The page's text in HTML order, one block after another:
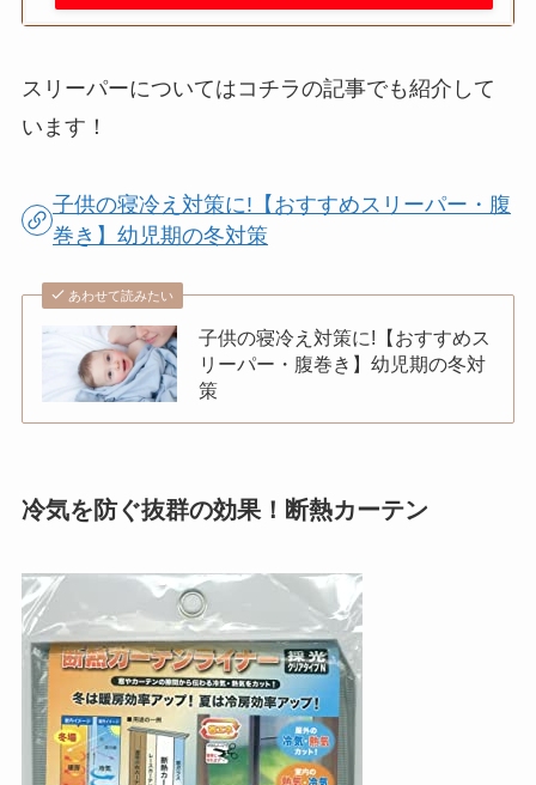
スリーパーについてはコチラの記事でも紹介して
います！
子供の寝冷え対策に!【おすすめスリーパー・腹
巻き】幼児期の冬対策
あわせて読みたい
子供の寝冷え対策に!【おすすめス
リーパー・腹巻き】幼児期の冬対
策
冷気を防ぐ抜群の効果！断熱カーテン